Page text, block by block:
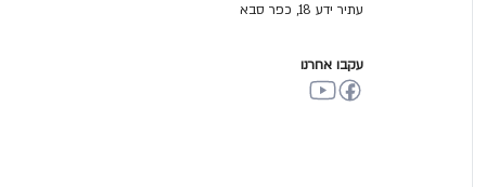
עתיר ידע 18, כפר סבא
עקבו אחרנו